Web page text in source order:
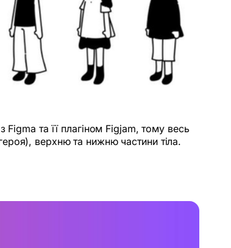
та її плагіном Figjam, тому весь
верхню та нижню частини тіла.